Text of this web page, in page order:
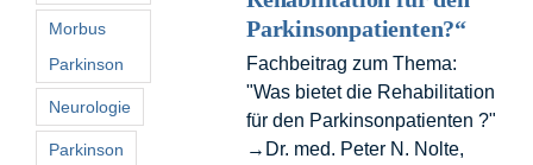
Parkinsonpatienten?“
Fachbeitrag zum Thema:
"Was bietet die Rehabilitation
für den Parkinsonpatienten ?"
→Dr. med. Peter N. Nolte,
Morbus
Parkinson
Neurologie
Parkinson